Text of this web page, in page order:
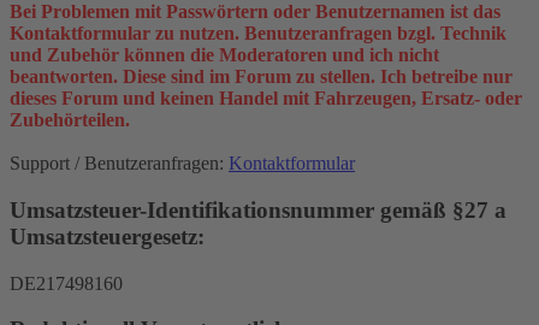
Bei Problemen mit Passwörtern oder Benutzernamen ist das
Kontaktformular zu nutzen. Benutzeranfragen bzgl. Technik
und Zubehör können die Moderatoren und ich nicht
beantworten. Diese sind im Forum zu stellen. Ich betreibe nur
dieses Forum und keinen Handel mit Fahrzeugen, Ersatz- oder
Zubehörteilen.
Support / Benutzeranfragen: Kontaktformular
Umsatzsteuer-Identifikationsnummer gemäß §27 a
Umsatzsteuergesetz:
DE217498160